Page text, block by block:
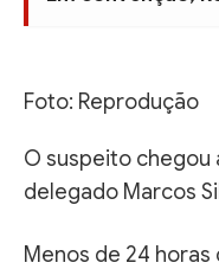
Foto: Reprodução
O suspeito chegou
delegado Marcos
Menos de 24